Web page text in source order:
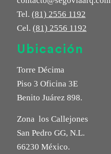
Tel. (81) 2556 1192
Cel. (81) 2556 1192
Ubicación
Torre Décima
Piso 3 Oficina 3E
Benito Juárez 898.
Zona los Callejones
San Pedro GG, N.L.
66230 México.